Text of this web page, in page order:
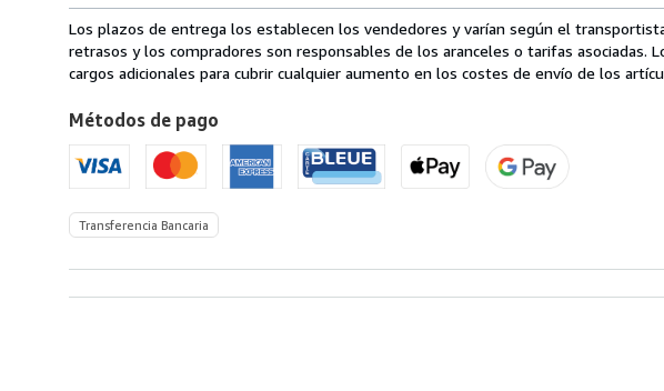
envío
de
Italia
Estados
Unidos
de
America
Los plazos de entrega los establecen los vendedores y varían según el
retrasos y los compradores son responsables de los aranceles o tarifas
cargos adicionales para cubrir cualquier aumento en los costes de envío de los
Métodos de pago
Transferencia Bancaria